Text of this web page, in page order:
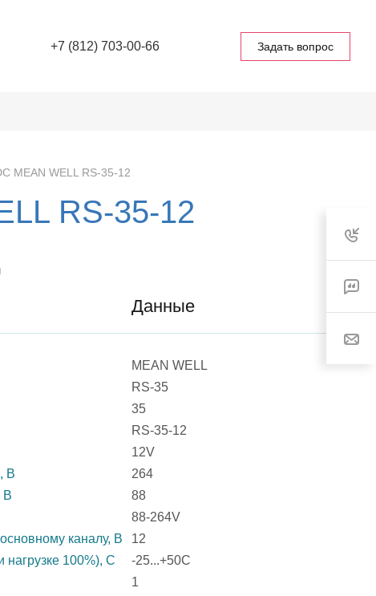
+7 (812) 703-00-66 Задать вопрос
MEAN WELL RS-35-12
RS-35-12
Данные
MEAN WELL
RS-35
35
RS-35-12
12V
В
264
В
88
88-264V
каналу, В
12
100%), C
-25...+50C
1